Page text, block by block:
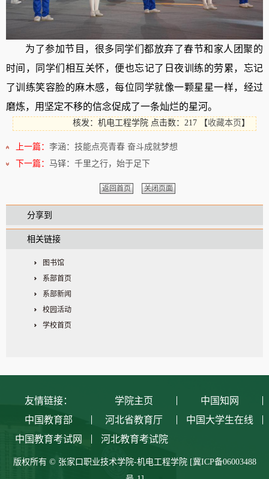
为了参加节目，很多同学们都放弃了春节和家人团聚的
时间，同学们相互关怀，便也忘记了日夜训练的劳累，忘记
了训练笑容脸的麻木感，每位同学就像一颗星星一样，经过
磨炼，用坚定不移的信念促成了一条灿烂的星河。
核发：机电工程学院 点击数：217 【收藏本页 】
上一篇： 李涵：技能点亮青春 奋斗成就梦想
下一篇： 马铎：千里之行，始于足下
返回首页 关闭页面
分享到
相关链接
图书馆
系部首页
系部新闻
校园活动
学校首页
友情链接： 学院主页
中国知网
中国教育部
河北省教育厅
中国大学生在线
中国教育考试网
河北教育考试院
版权所有 © 张家口职业技术学院-机电工程学院 [冀ICP备06003488